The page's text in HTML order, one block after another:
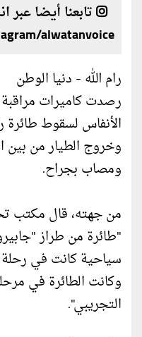
تابعنا أيضا عبر
alwatanvoice
رام الله - دنيا الوطن
رصدت كاميرات
الأنفاس لسقوط
وخروج الطيار من بين
ومصاب بجراح.
من جهته، قال مكتب
سياحية كانت في
وكانت الطائرة في
التجريبي".